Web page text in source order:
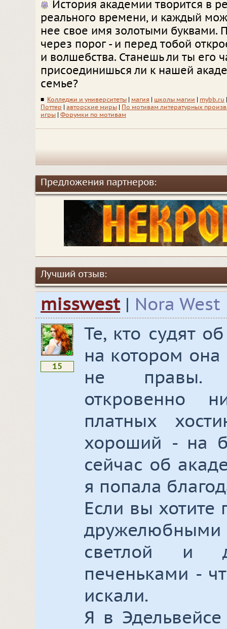
История академии творится в
реального времени, и каждый
нее свое имя золотыми буквами.
через порог - и перед тобой
и волшебства. Станешь ли ты его
присоединишься ли к нашей
семье?
■ Колледжи и университеты магия школы магии mybb.ru
Поттер
авторские миры
По мотивам литературных
игры
Форумки по мотивам
Предложения партнеров:
Лучший отзыв:
misswest | Nora West
15
Те, кто судят
на котором она
не правы.
откровенно
платных
хороший - на
сейчас об
я попала
Если вы хотите
светлой и
печеньками -
искали.
Я в